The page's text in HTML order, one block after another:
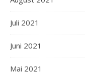
Juli 2021
Juni 2021
Mai 2021